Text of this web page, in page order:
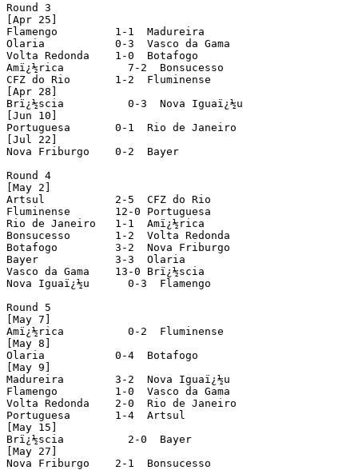
Round 3
[Apr 25]
Flamengo         1-1  Madureira
Olaria           0-3  Vasco da Gama
Volta Redonda    1-0  Botafogo
Amï¿½rica          7-2  Bonsucesso
CFZ do Rio       1-2  Fluminense
[Apr 28]
Brï¿½scia          0-3  Nova Iguaï¿½u
[Jun 10]
Portuguesa       0-1  Rio de Janeiro
[Jul 22]
Nova Friburgo    0-2  Bayer
Round 4
[May 2]
Artsul           2-5  CFZ do Rio
Fluminense       12-0 Portuguesa
Rio de Janeiro   1-1  Amï¿½rica
Bonsucesso       1-2  Volta Redonda
Botafogo         3-2  Nova Friburgo
Bayer            3-3  Olaria
Vasco da Gama    13-0 Brï¿½scia
Nova Iguaï¿½u      0-3  Flamengo
Round 5
[May 7]
Amï¿½rica          0-2  Fluminense
[May 8]
Olaria           0-4  Botafogo
[May 9]
Madureira        3-2  Nova Iguaï¿½u
Flamengo         1-0  Vasco da Gama
Volta Redonda    2-0  Rio de Janeiro
Portuguesa       1-4  Artsul
[May 15]
Brï¿½scia          2-0  Bayer
[May 27]
Nova Friburgo    2-1  Bonsucesso